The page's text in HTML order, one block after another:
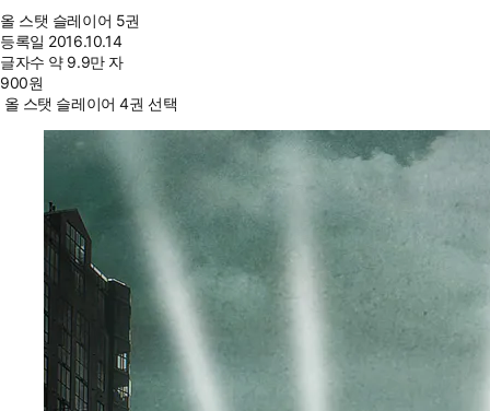
올 스탯 슬레이어 5권
등록일 2016.10.14
글자수 약 9.9만 자
900원
올 스탯 슬레이어 4권 선택